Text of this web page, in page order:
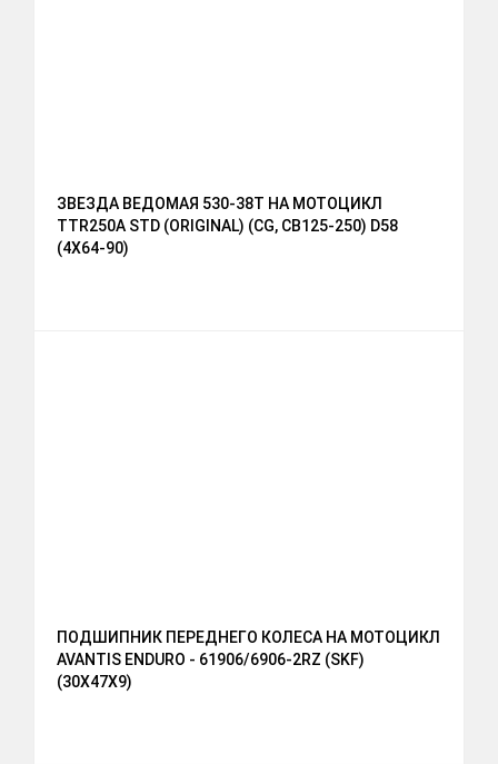
ЗВЕЗДА ВЕДОМАЯ 530-38T НА МОТОЦИКЛ
TTR250A STD (ORIGINAL) (CG, CB125-250) D58
(4X64-90)
ПОДШИПНИК ПЕРЕДНЕГО КОЛЕСА НА МОТОЦИКЛ
AVANTIS ENDURO - 61906/6906-2RZ (SKF)
(30X47X9)